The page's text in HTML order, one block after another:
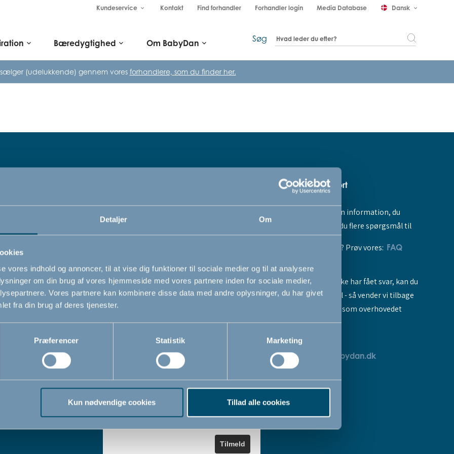
Detaljer Om
vores indhold og annoncer, til at vise dig funktioner til sociale medier og til at analysere
om din brug af vores hjemmeside med vores partnere inden for sociale medier,
Vores partnere kan kombinere disse data med andre oplysninger, du har givet
fra din brug af deres tjenester.
Præferencer Statistik Marketing
Kun nødvendige cookies Tillad alle cookies
Kundeservice keyboard_arrow_down Kontakt Find forhandler Forhandler login Media Database Dansk keyboard_arrow_down
keyboard_arrow_down Bæredygtighed keyboard_arrow_down Om BabyDan keyboard_arrow_down Søg
(udelukkende) gennem vores forhandlere, som du finder her.
vi vil bare gerne informere dig om vores
Navn
Email
Jeg accepterer at modtage nyhedsbreve
Ved at tilmelde dig vores nyhedsbrev
Tilmeld
Hjælp & support
Fandt du ikke den information, du
søgte, eller har du flere spørgsmål til
vores produkter? Prøv vores: FAQ
Hvis du stadig ikke har fået svar, kan du
sende os en mail - så vender vi tilbage
til dig så hurtigt som overhovedet
muligt:
servicedk@babydan.dk